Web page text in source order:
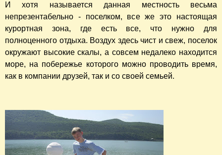
И хотя называется данная местность весьма
непрезентабельно - поселком, все же это настоящая
курортная зона, где есть все, что нужно для
полноценного отдыха. Воздух здесь чист и свеж, поселок
окружают высокие скалы, а совсем недалеко находится
море, на побережье которого можно проводить время,
как в компании друзей, так и со своей семьей.